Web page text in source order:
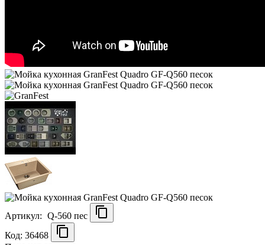
Артикул: Q-560 пес
Код: 36468